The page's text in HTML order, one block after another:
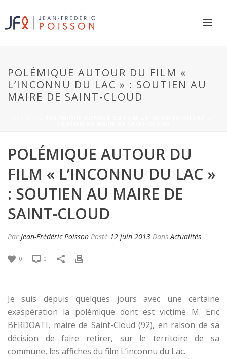
POLÉMIQUE AUTOUR DU FILM «
L’INCONNU DU LAC » : SOUTIEN AU
MAIRE DE SAINT-CLOUD
POLÉMIQUE AUTOUR DU
FILM « L’INCONNU DU LAC »
: SOUTIEN AU MAIRE DE
SAINT-CLOUD
Par Jean-Frédéric Poisson Posté 12 juin 2013 DansActualités
0 0
Je suis depuis quelques jours avec une certaine
exaspération la polémique dont est victime M. Eric
BERDOATI, maire de Saint-Cloud (92), en raison de sa
décision de faire retirer, sur le territoire de sa
commune, les affiches du film L’inconnu du Lac.